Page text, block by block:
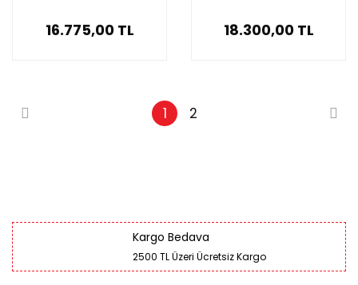
16.775,00 TL 18.300,00 TL
1 2
Kargo Bedava
2500 TL Üzeri Ücretsiz Kargo